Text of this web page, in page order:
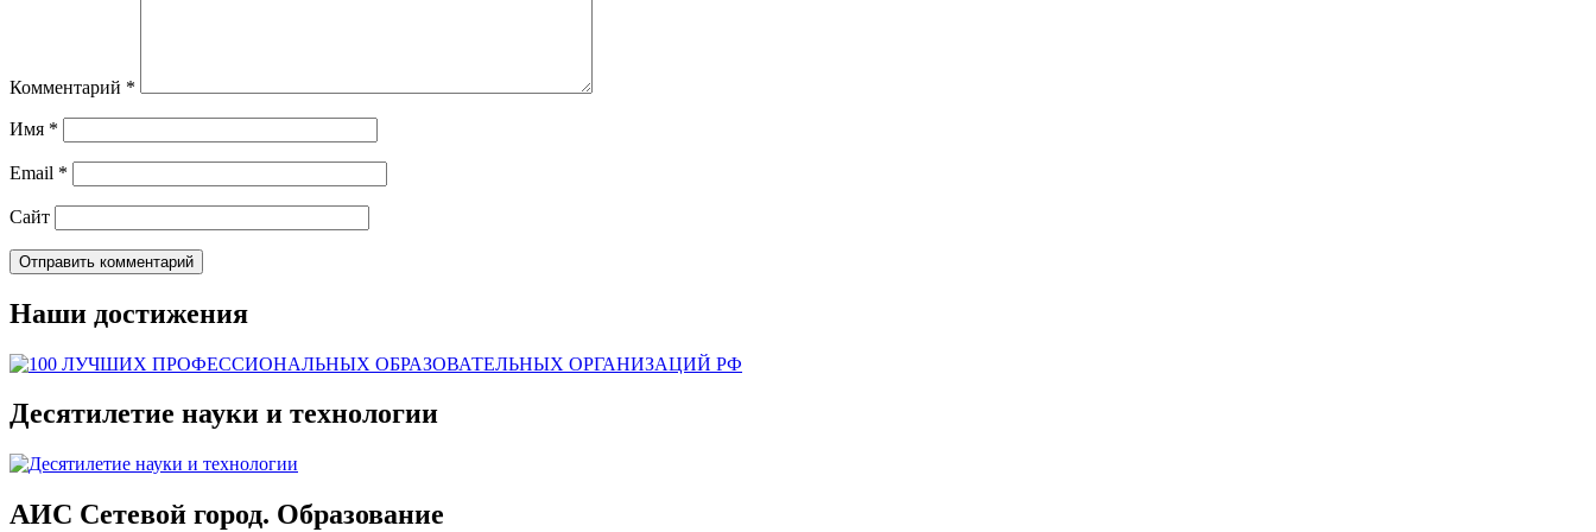
Комментарий *
Имя *
Email *
Сайт
Наши достижения
Десятилетие науки и технологии
АИС Сетевой город. Образование